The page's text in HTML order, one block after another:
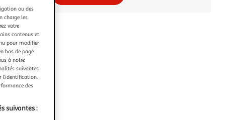
ou des
charge les
votre
contenus et
pour modifier
bas de page.
à notre
suivantes
l’identification.
des
suivantes :